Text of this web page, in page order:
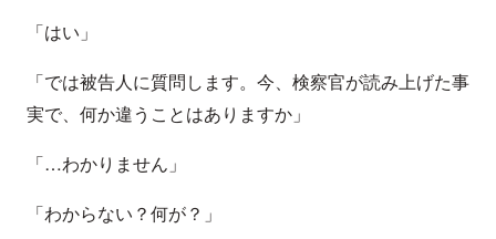
「はい」
「では被告人に質問します。今、検察官が読み上げた事
実で、何か違うことはありますか」
「…わかりません」
「わからない？何が？」